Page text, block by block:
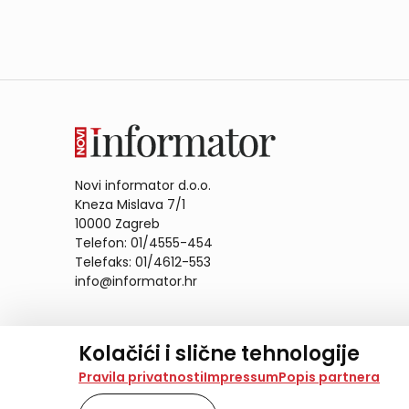
Kolačići i slične tehnologije
Na našoj web stranici koristimo kolačiće i slične
analiziramo promet na stranici te prikazujemo
Pravila privatnostiImpressumPopis partnera
Novi informator d.o.o.
Kneza Mislava 7/1
10000 Zagreb
Telefon: 01/4555-454
Telefaks: 01/4612-553
info@informator.hr